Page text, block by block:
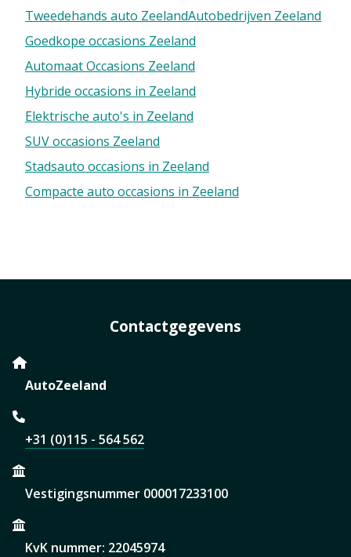
Tweedehands auto ZeelandAutobedrijven Zeeland
Goedkope occasions Zeeland
Automaat Occasions Zeeland
Hybride occasions in Zeeland
Elektrische auto's in Zeeland
SUV occasions Zeeland
Stadsauto occasions in Zeeland
Compacte auto occasions in Zeeland
Contactgegevens
AutoZeeland
+31 (0)115 - 564 562
Vestigingsnummer 000017233100
KvK nummer: 22045974